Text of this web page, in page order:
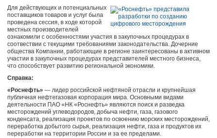
Для действующих и потенциальных
поставщиков товаров и услуг была
проведена сессия, в ходе которой
местных производителей
ознакомили с особенностями участия в закупочных процедурах в
соотвествии с текущими требованиями законодательства. Дочерние
общества Компании, работающие в регионе заинтересованы в активном
участии в закупочных процедурах представителей местного бизнеса,
что способствует развитию региональной экономики.
Справка:
«Роснефть» — лидер российской нефтяной отрасли и крупнейшая
публичная нефтегазовая корпорация мира. Основными видами
деятельности ПАО «НК «Роснефть» являются поиск и разведка
месторождений углеводородов, добыча нефти, газа, газового
конденсата, реализация проектов по освоению морских месторождений,
переработка добытого сырья, реализация нефти, газа и продуктов их
переработки на территории России и за ее пределами.